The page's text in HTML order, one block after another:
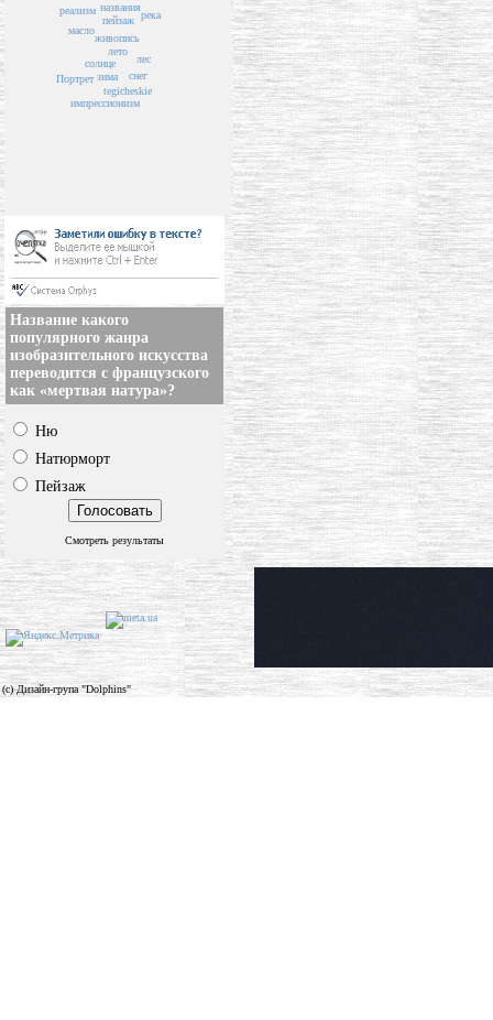
пейзаж
названия
живопись
лето
солнце
лес
зима
масло
река
снег
tegicheskie
реализм
импрессионизм
Портрет
Название какого
популярного жанра
изобразительного искусства
переводится с французского
как «мертвая натура»?
Ню
Натюрморт
Пейзаж
Смотреть результаты
(c) Дизайн-група "Dolphins"